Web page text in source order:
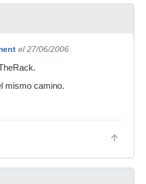
el 27/06/2006
mismo camino.